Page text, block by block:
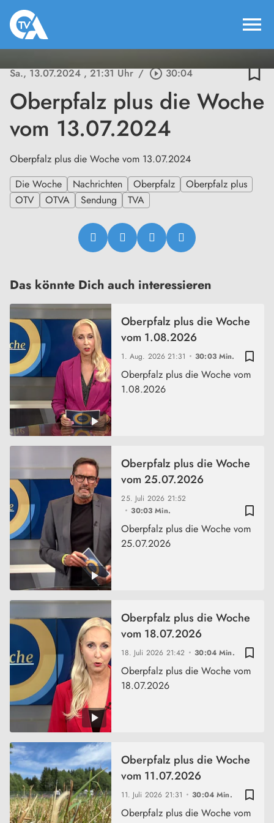
menu
Sa., 13.07.2024, 21:31 Uhr / play_circle_outline30:04 bookmark_border
Oberpfalz plus die Woche
vom 13.07.2024
Oberpfalz plus die Woche vom 13.07.2024
Die Woche
Nachrichten Oberpfalz
Oberpfalz plus
OTV
OTVA Sendung TVA
Das könnte Dich auch interessieren
bookmark_border
1. Aug. 202621:31 30:03 Min.
Oberpfalz plus die Woche
vom 1.08.2026
Oberpfalz plus die Woche vom
1.08.2026
bookmark_border
25. Juli 2026 21:52
30:03 Min.
Oberpfalz plus die Woche
vom 25.07.2026
Oberpfalz plus die Woche vom
25.07.2026
bookmark_border
18. Juli 2026 21:42 30:04 Min.
Oberpfalz plus die Woche
vom 18.07.2026
Oberpfalz plus die Woche vom
18.07.2026
bookmark_border
11. Juli 2026 21:31 30:04 Min.
Oberpfalz plus die Woche
vom 11.07.2026
Oberpfalz plus die Woche vom